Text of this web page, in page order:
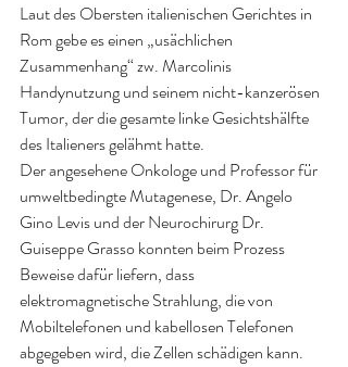
Laut des Obersten italienischen Gerichtes in
Rom gebe es einen „usächlichen
Zusammenhang“ zw. Marcolinis
Handynutzung und seinem nicht-kanzerösen
Tumor, der die gesamte linke Gesichtshälfte
des Italieners gelähmt hatte.
Der angesehene Onkologe und Professor für
umweltbedingte Mutagenese, Dr. Angelo
Gino Levis und der Neurochirurg Dr.
Guiseppe Grasso konnten beim Prozess
Beweise dafür liefern, dass
elektromagnetische Strahlung, die von
Mobiltelefonen und kabellosen Telefonen
abgegeben wird, die Zellen schädigen kann.